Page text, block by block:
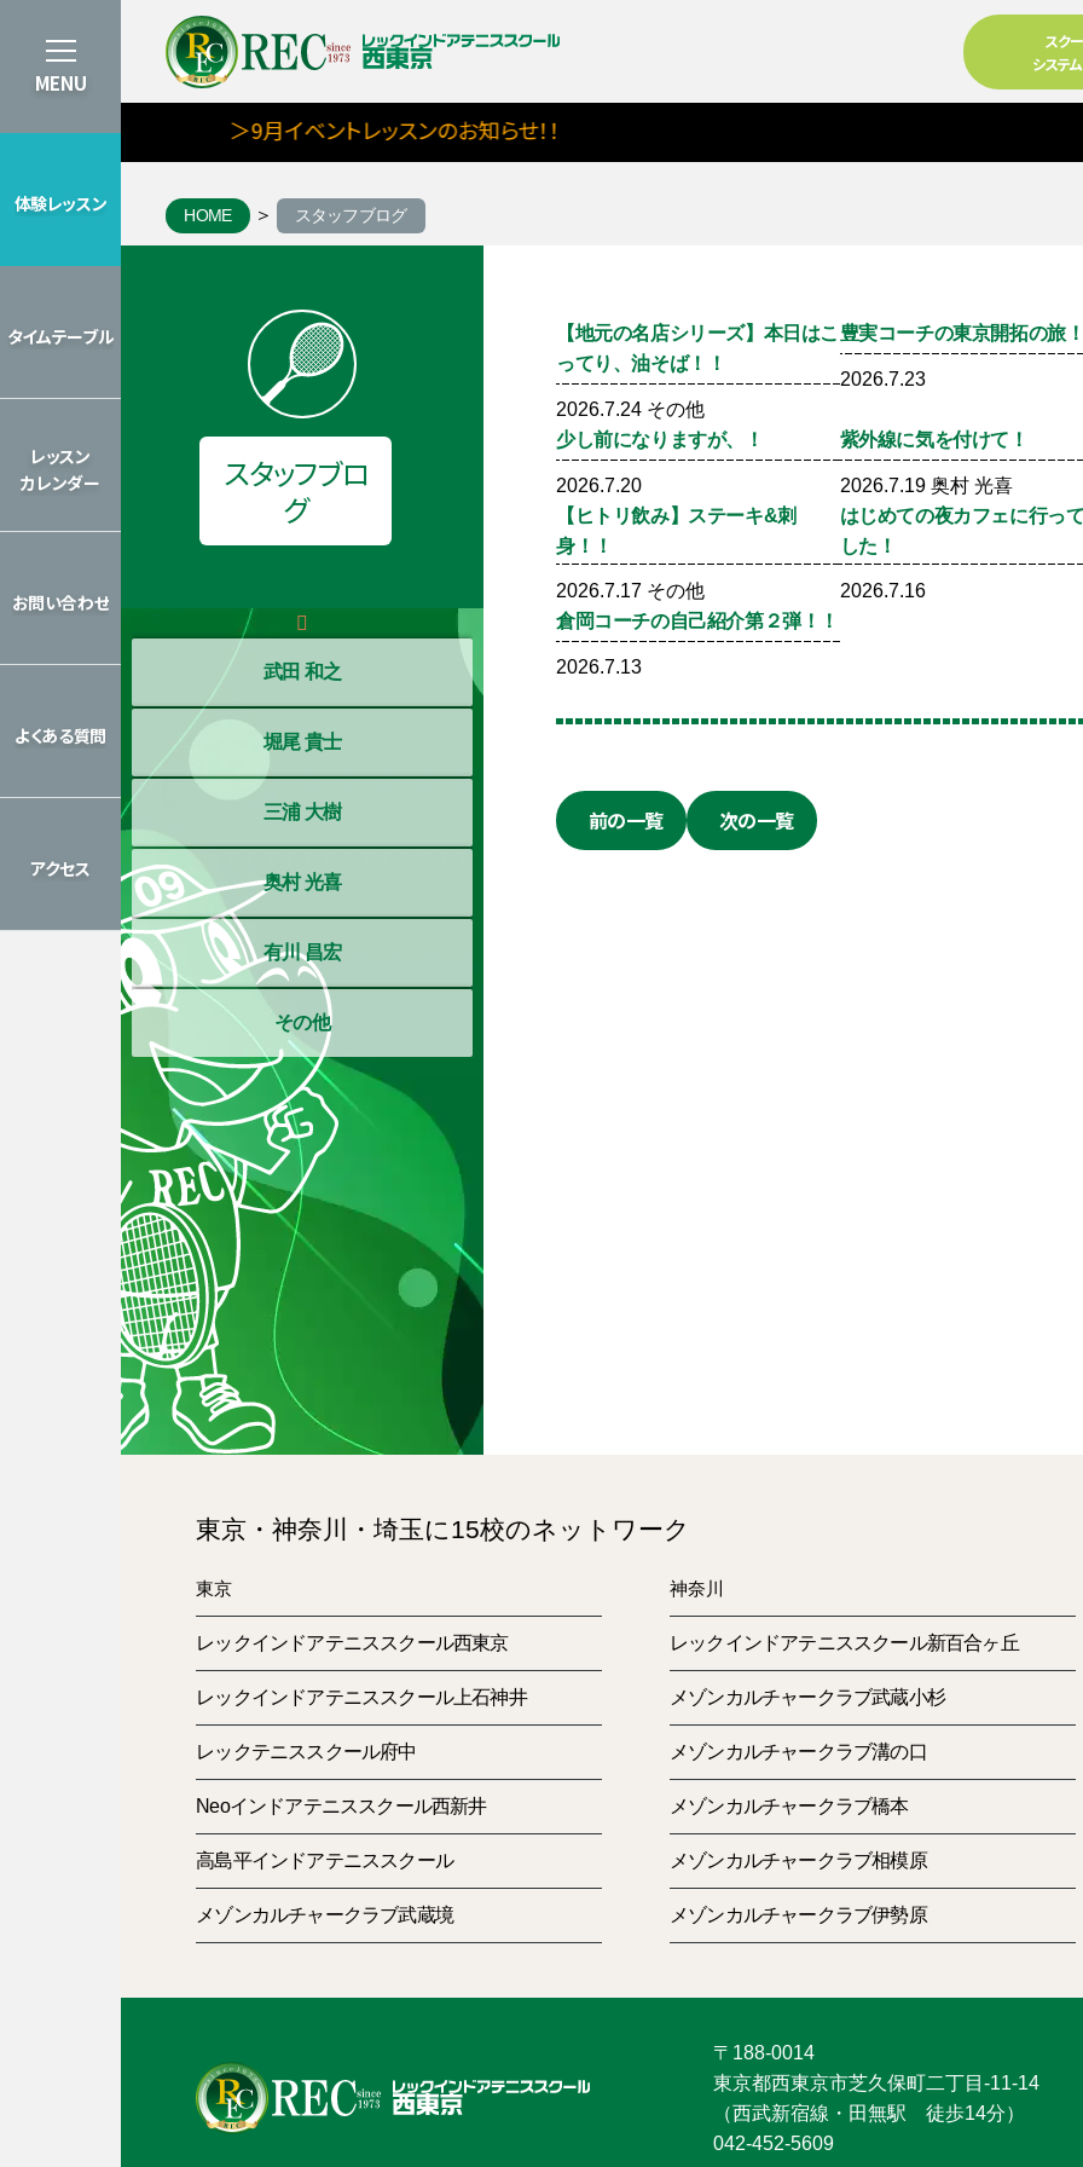
MENU
体験レッスン
タイムテーブル
8月期タイムテーブルを見る
レッスン
カレンダー
2026年のレッスンカレンダーを見る
お問い合わせ
よくある質問
アクセス
スク
システ
＞9月イベントレッスンのお知らせ！！
HOME スタッフブログ
スタッフブロ
グ
武田 和之
堀尾 貴士
三浦 大樹
奥村 光喜
有川 昌宏
その他
【地元の名店シリーズ】本日はこ
ってり、油そば！！
2026.7.24 その他
豊実コーチの東京開拓の旅
2026.7.23
少し前になりますが、！
2026.7.20
紫外線に気を付けて！
2026.7.19 奥村 光喜
【ヒトリ飲み】ステーキ&刺
身！！
2026.7.17 その他
はじめての夜カフェに行っ
した！
2026.7.16
倉岡コーチの自己紹介第２弾！！
2026.7.13
前の一覧 次の一覧
東京・神奈川・埼玉に15校のネットワーク
東京
レックインドアテニススクール西東京
レックインドアテニススクール上石神井
レックテニススクール府中
Neoインドアテニススクール西新井
高島平インドアテニススクール
メゾンカルチャークラブ武蔵境
神奈川
レックインドアテニススクール新百合ヶ丘
メゾンカルチャークラブ武蔵小杉
メゾンカルチャークラブ溝の口
メゾンカルチャークラブ橋本
メゾンカルチャークラブ相模原
メゾンカルチャークラブ伊勢原
〒188-0014
東京都西東京市芝久保町二丁目-11-14
（西武新宿線・田無駅 徒歩14分）
042-452-5609